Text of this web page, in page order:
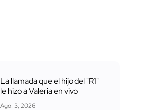
La llamada que el hijo del "R1"
le hizo a Valeria en vivo
Ago. 3, 2026